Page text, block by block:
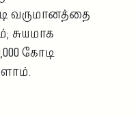
வருமானத்தை
கோடி